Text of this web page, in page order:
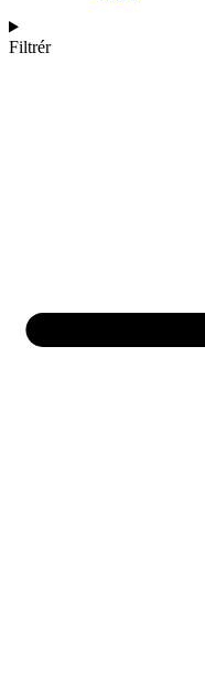
Filtrér